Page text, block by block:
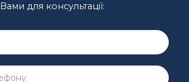
Вами для консультації: